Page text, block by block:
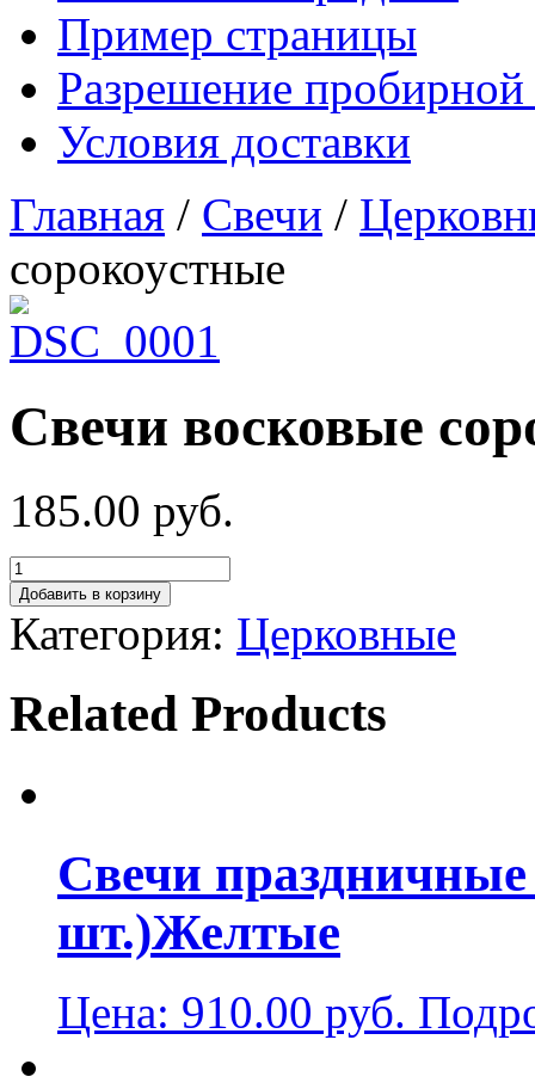
Пример страницы
Разрешение пробирной
Условия доставки
Главная / Cвечи /
сорокоустные
Свечи восковые
185.00 руб.
Добавить в корзину
Категория: Церковные
Related Products
Свечи
шт.)Желтые
Цена: 910.00 руб.